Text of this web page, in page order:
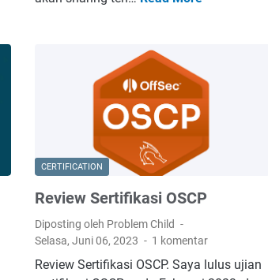
a
p
s
o
CERTIFICATION
Review Sertifikasi OSCP
Diposting oleh Problem Child
Selasa, Juni 06, 2023
1 komentar
Review Sertifikasi OSCP. Saya lulus ujian